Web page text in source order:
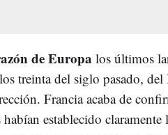
de Europa los últimos
treinta del siglo pasado, del
Francia acaba de
habían establecido claramente